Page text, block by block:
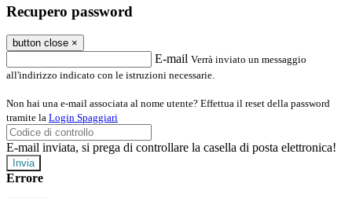
Recupero password
button close ×
E-mail Verrà inviato un messaggio
all'indirizzo indicato con le istruzioni necessarie.
Non hai una e-mail associata al nome utente? Effettua il reset della password
tramite la Login Spaggiari
E-mail inviata, si prega di controllare la casella di posta elettronica!
Errore